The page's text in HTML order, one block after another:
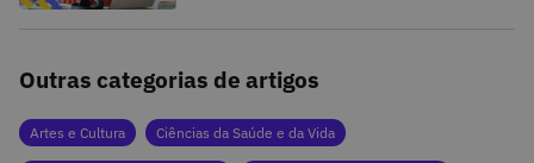
Outras categorias de artigos
Artes e Cultura Ciências da Saúde e da Vida